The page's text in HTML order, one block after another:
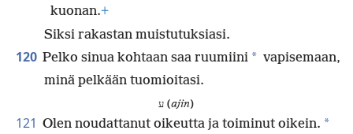
kuonan.+
Siksi rakastan muistutuksiasi.
120 Pelko sinua kohtaan saa ruumiini * vapisemaan,
minä pelkään tuomioitasi.
ע (ajin)
121 Olen noudattanut oikeutta ja toiminut oikein. *